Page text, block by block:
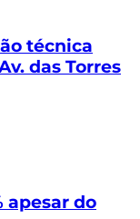
técnica
das Torres
apesar do